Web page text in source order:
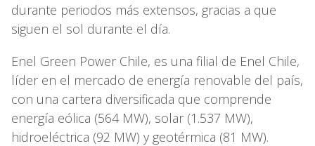
durante periodos más extensos, gracias a que
siguen el sol durante el día.
Enel Green Power Chile, es una filial de Enel Chile,
líder en el mercado de energía renovable del país,
con una cartera diversificada que comprende
energía eólica (564 MW), solar (1.537 MW),
hidroeléctrica (92 MW) y geotérmica (81 MW).